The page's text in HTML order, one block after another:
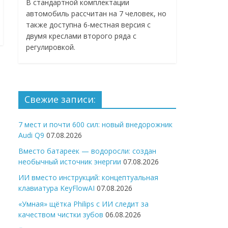
В стандартной комплектации
автомобиль рассчитан на 7 человек, но
также доступна 6-местная версия с
двумя креслами второго ряда с
регулировкой.
Свежие записи:
7 мест и почти 600 сил: новый внедорожник
Audi Q9 07.08.2026
Вместо батареек — водоросли: создан
необычный источник энергии 07.08.2026
ИИ вместо инструкций: концептуальная
клавиатура KeyFlowAI 07.08.2026
«Умная» щётка Philips с ИИ следит за
качеством чистки зубов 06.08.2026